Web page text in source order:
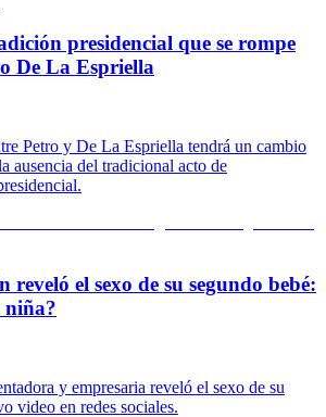
presidencial que se rompe
De La Espriella
Petro y De La Espriella tendrá un cambio
ausencia del tradicional acto de
reveló el sexo de su segundo bebé:
niña?
y empresaria reveló el sexo de su
video en redes sociales.